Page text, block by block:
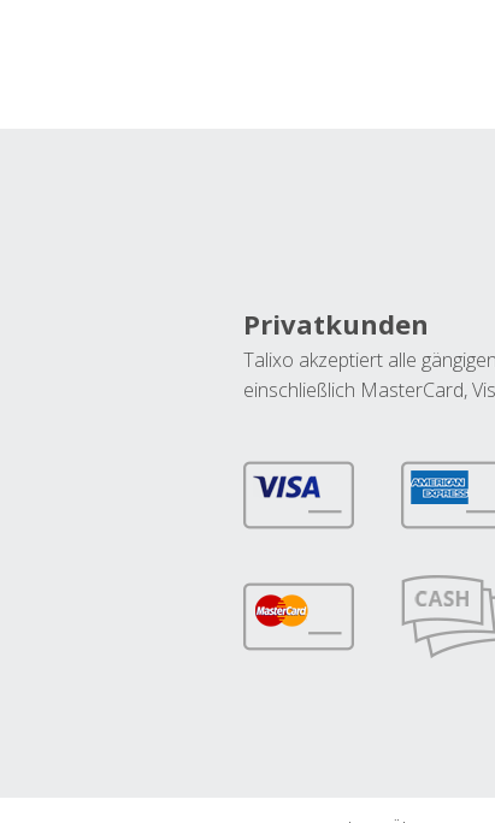
Privatkunden
Talixo akzeptiert alle
einschließlich MasterCard,